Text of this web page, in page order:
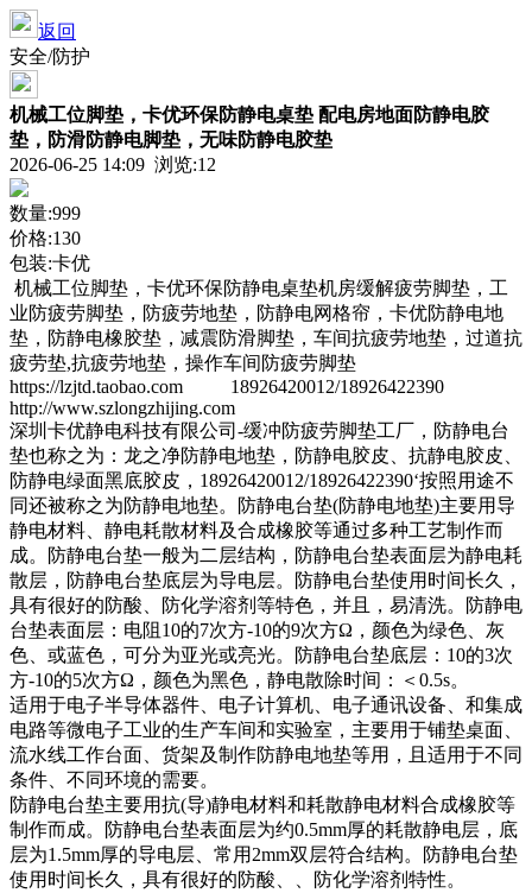
返回
安全/防护
机械工位脚垫，卡优环保防静电桌垫 配电房地面防静电胶
垫，防滑防静电脚垫，无味防静电胶垫
2026-06-25 14:09 浏览:12
数量:999
价格:130
包装:卡优
机械工位脚垫，卡优环保防静电桌垫机房缓解疲劳脚垫，工
业防疲劳脚垫，防疲劳地垫，防静电网格帘，卡优防静电地
垫，防静电橡胶垫，减震防滑脚垫，车间抗疲劳地垫，过道抗
疲劳垫,抗疲劳地垫，操作车间防疲劳脚垫
https://lzjtd.taobao.com 18926420012/18926422390
http://www.szlongzhijing.com
深圳卡优静电科技有限公司-缓冲防疲劳脚垫工厂，防静电台
垫也称之为：龙之净防静电地垫，防静电胶皮、抗静电胶皮、
防静电绿面黑底胶皮，18926420012/18926422390‘按照用途不
同还被称之为防静电地垫。防静电台垫(防静电地垫)主要用导
静电材料、静电耗散材料及合成橡胶等通过多种工艺制作而
成。防静电台垫一般为二层结构，防静电台垫表面层为静电耗
散层，防静电台垫底层为导电层。防静电台垫使用时间长久，
具有很好的防酸、防化学溶剂等特色，并且，易清洗。防静电
台垫表面层：电阻10的7次方-10的9次方Ω，颜色为绿色、灰
色、或蓝色，可分为亚光或亮光。防静电台垫底层：10的3次
方-10的5次方Ω，颜色为黑色，静电散除时间：＜0.5s。
适用于电子半导体器件、电子计算机、电子通讯设备、和集成
电路等微电子工业的生产车间和实验室，主要用于铺垫桌面、
流水线工作台面、货架及制作防静电地垫等用，且适用于不同
条件、不同环境的需要。
防静电台垫主要用抗(导)静电材料和耗散静电材料合成橡胶等
制作而成。防静电台垫表面层为约0.5mm厚的耗散静电层，底
层为1.5mm厚的导电层、常用2mm双层符合结构。防静电台垫
使用时间长久，具有很好的防酸、、防化学溶剂特性。